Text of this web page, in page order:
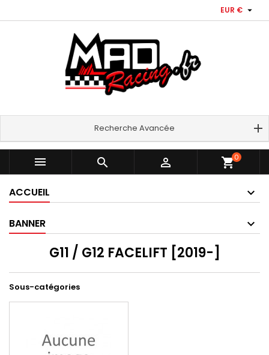
EUR € 
Recherche Avancée
   shopping_cart0
ACCUEIL
BANNER
G11 / G12 FACELIFT [2019-]
Sous-catégories